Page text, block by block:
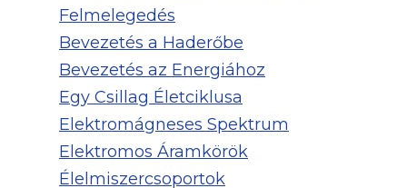
Felmelegedés
Bevezetés a Haderőbe
Bevezetés az Energiához
Egy Csillag Életciklusa
Elektromágneses Spektrum
Elektromos Áramkörök
Élelmiszercsoportok